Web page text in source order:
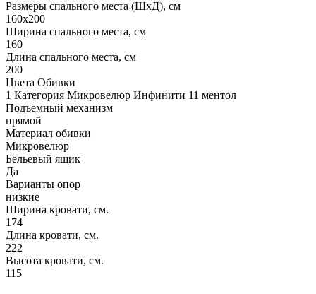
Размеры спального места (ШхД), см
160х200
Ширина спального места, см
160
Длина спального места, см
200
Цвета Обивки
1 Категория Микровелюр Инфинити 11 ментол
Подъемный механизм
прямой
Материал обивки
Микровелюр
Бельевый ящик
Да
Варианты опор
низкие
Ширина кровати, см.
174
Длина кровати, см.
222
Высота кровати, см.
115